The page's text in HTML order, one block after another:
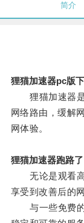
简介
狸猫加速器pc版
狸猫加速器是
网络路由，缓解
网体验。
狸猫加速器跑路了
无论是观看高
享受到改善后的
与一些免费的